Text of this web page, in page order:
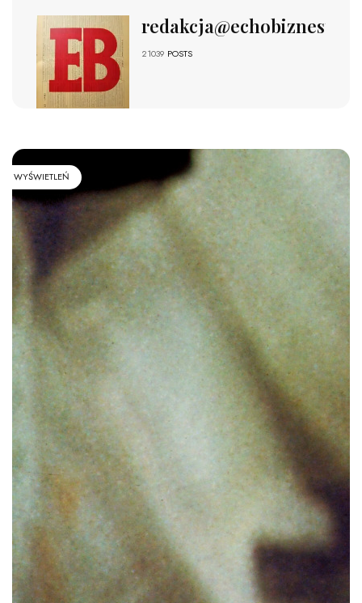
redakcja@echobiznesu.pl
21039 POSTS
WYŚWIETLEŃ